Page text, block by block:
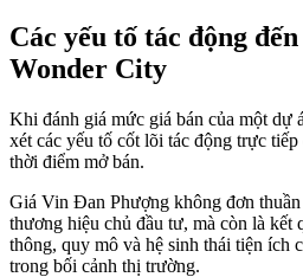
Các yếu tố tác động
Wonder City
Khi đánh giá mức giá bán của một dự
xét các yếu tố cốt lõi tác động trực
thời điểm mở bán.
Giá Vin Đan Phượng không đơn
thương hiệu chủ đầu tư, mà còn là kết
thông, quy mô và hệ sinh thái tiện ích
trong bối cảnh thị trường.